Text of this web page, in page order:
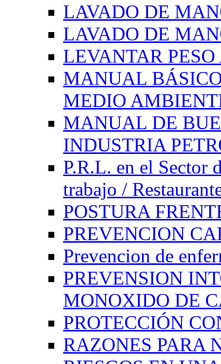
LAVADO DE
LAVADO DE
LEVANTAR
MANUAL
MEDIO
MANUAL DE
INDUSTRIA
P.R.L. en el Sector
trabajo /
POSTURA
PREVENCION
Prevencion de
PREVENSION
MONOXIDO DE
PROTECCIÓN
RAZONES PARA